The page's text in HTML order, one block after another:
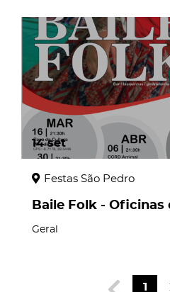
14 set
Festas São Pedro
Baile Folk - Oficinas
Geral
1